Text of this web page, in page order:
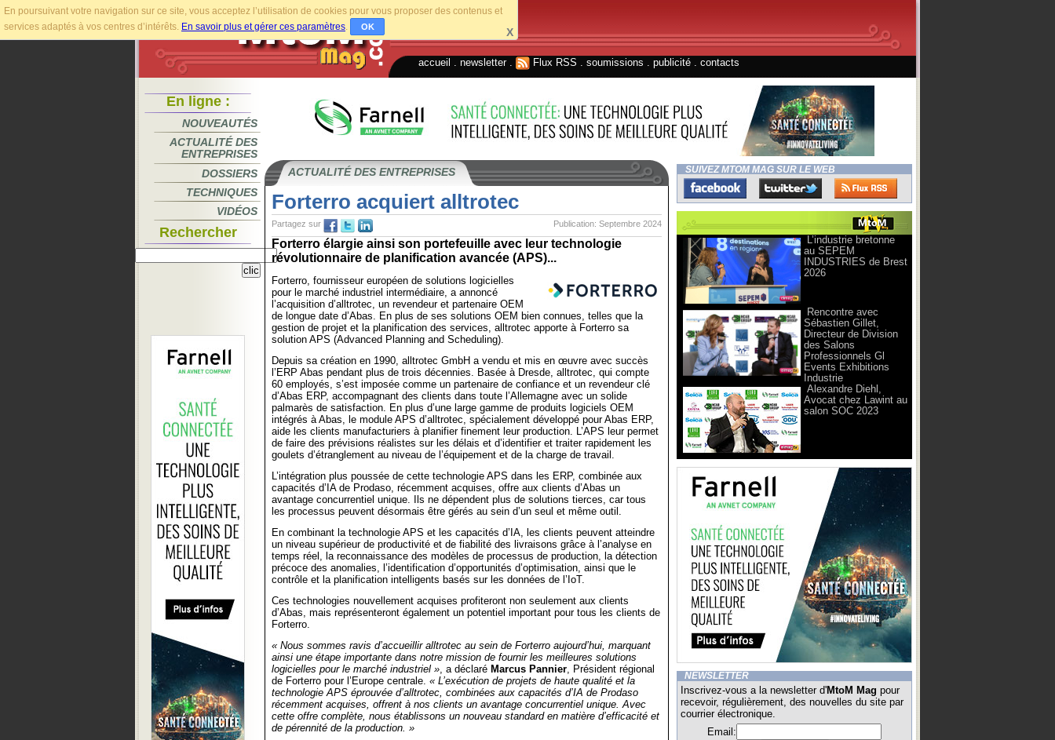
En poursuivant votre navigation sur ce site, vous acceptez l’utilisation de cookies pour vous proposer des contenus et
services adaptés à vos centres d’intérêts. En savoir plus et gérer ces paramètres. OK X
accueil newsletter. Flux RSS soumissions publicité contacts
En ligne :
NOUVEAUTÉS
ACTUALITÉ DES
ENTREPRISES
DOSSIERS
TECHNIQUES
VIDÉOS
Rechercher
ACTUALITÉ DES ENTREPRISES
Forterro acquiert alltrotec
Publication: Septembre 2024
Partagez sur
Forterro élargie ainsi son portefeuille avec leur technologie
révolutionnaire de planification avancée (APS)...
Forterro, fournisseur européen de solutions logicielles
pour le marché industriel intermédiaire, a annoncé
l’acquisition d’alltrotec, un revendeur et partenaire OEM
de longue date d’Abas. En plus de ses solutions OEM bien connues, telles que la
gestion de projet et la planification des services, alltrotec apporte à Forterro sa
solution APS (Advanced Planning and Scheduling).
Depuis sa création en 1990, alltrotec GmbH a vendu et mis en œuvre avec succès
l’ERP Abas pendant plus de trois décennies. Basée à Dresde, alltrotec, qui compte
60 employés, s’est imposée comme un partenaire de confiance et un revendeur clé
d’Abas ERP, accompagnant des clients dans toute l’Allemagne avec un solide
palmarès de satisfaction. En plus d’une large gamme de produits logiciels OEM
intégrés à Abas, le module APS d’alltrotec, spécialement développé pour Abas ERP,
aide les clients manufacturiers à planifier finement leur production. L’APS leur permet
de faire des prévisions réalistes sur les délais et d’identifier et traiter rapidement les
goulets d’étranglement au niveau de l’équipement et de la charge de travail.
L’intégration plus poussée de cette technologie APS dans les ERP, combinée aux
capacités d’IA de Prodaso, récemment acquises, offre aux clients d’Abas un
avantage concurrentiel unique. Ils ne dépendent plus de solutions tierces, car tous
les processus peuvent désormais être gérés au sein d’un seul et même outil.
En combinant la technologie APS et les capacités d’IA, les clients peuvent atteindre
un niveau supérieur de productivité et de fiabilité des livraisons grâce à l’analyse en
temps réel, la reconnaissance des modèles de processus de production, la détection
précoce des anomalies, l’identification d’opportunités d’optimisation, ainsi que le
contrôle et la planification intelligents basés sur les données de l’IoT.
Ces technologies nouvellement acquises profiteront non seulement aux clients
d’Abas, mais représenteront également un potentiel important pour tous les clients de
Forterro.
« Nous sommes ravis d’accueillir alltrotec au sein de Forterro aujourd’hui, marquant
ainsi une étape importante dans notre mission de fournir les meilleures solutions
logicielles pour le marché industriel », a déclaré Marcus Pannier, Président régional
de Forterro pour l’Europe centrale. « L’exécution de projets de haute qualité et la
technologie APS éprouvée d’alltrotec, combinées aux capacités d’IA de Prodaso
récemment acquises, offrent à nos clients un avantage concurrentiel unique. Avec
cette offre complète, nous établissons un nouveau standard en matière d’efficacité et
de pérennité de la production. »
SUIVEZ MTOM MAG SUR LE WEB
L’industrie bretonne
au SEPEM
INDUSTRIES de Brest
2026
Rencontre avec
Sébastien Gillet,
Directeur de Division
des Salons
Professionnels Gl
Events Exhibitions
Industrie
Alexandre Diehl,
Avocat chez Lawint au
salon SOC 2023
NEWSLETTER
Inscrivez-vous a la newsletter d'MtoM Mag pour
recevoir, régulièrement, des nouvelles du site par
courrier électronique.
Email: